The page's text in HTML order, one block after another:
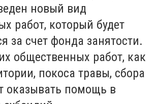
новый вид
работ, который будет
за счет фонда занятости.
общественных работ, как
покоса травы, сбора
оказывать помощь в